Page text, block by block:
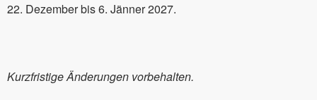
22. Dezember bis 6. Jänner 2027.
Kurzfristige Änderungen vorbehalten.